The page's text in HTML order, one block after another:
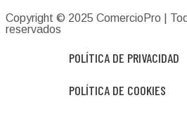
Copyright © 2025 ComercioPro |
reservados
POLÍTICA DE PRIVACIDAD
POLÍTICA DE COOKIES